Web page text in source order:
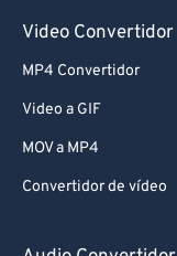
Video Convertidor
MP4 Convertidor
Video a GIF
MOV a MP4
Convertidor de vídeo